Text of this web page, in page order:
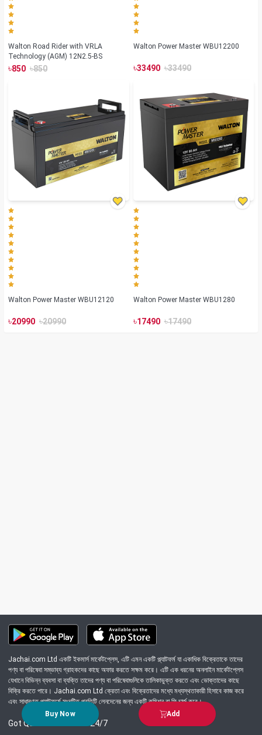
Buy Now Add
Walton Road Rider with VRLA
Technology (AGM) 12N2.5-BS
৳850 ৳850
Walton Power Master WBU12200
৳33490 ৳33490
Walton Power Master WBU12120
৳20990 ৳20990
Walton Power Master WBU1280
৳17490 ৳17490
Jachai.com Ltd একটি ইকমার্স মার্কেটপ্লেস, এটি এমন একটি প্ল্যাটফর্ম যা একাধিক বিক্রেতাকে তাদের
পণ্য বা পরিষেবা সম্ভাব্য গ্রাহকদের কাছে অফার করতে সক্ষম করে। এটি এক ধরনের অনলাইন মার্কেটপ্লেস
যেখানে বিভিন্ন ব্যবসা বা ব্যক্তি তাদের পণ্য বা পরিষেবাগুলিকে তালিকাভুক্ত করতে এবং ভোক্তাদের কাছে
বিক্রি করতে পারে। Jachai.com Ltd ক্রেতা এবং বিক্রেতাদের মধ্যে মধ্যস্থতাকারী হিসাবে কাজ করে
এবং সাধারণত প্ল্যাটফর্মে সংঘটিত প্রতিটি লেনদেনের জন্য একটি কমিশন বা ফি চার্জ করে।
Got Question? Call us 24/7